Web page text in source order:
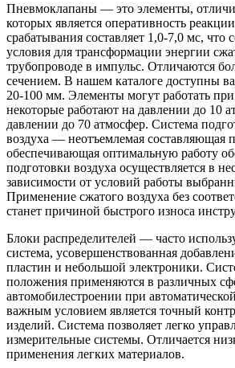
Пневмоклапаны — это элементы,
которых является оперативность
срабатывания составляет 1,0-7,0 мс, что
условия для трансформации энергии
трубопроводе в импульс. Отличаются
сечением. В нашем каталоге доступны
20-100 мм. Элементы могут работать
некоторые работают на давлении до 10
давлении до 70 атмосфер. Система
воздуха — неотъемлемая составляющая
обеспечивающая оптимальную работу
подготовки воздуха осуществляется в
зависимости от условий работы
Применение сжатого воздуха без
станет причиной быстрого износа
Блоки распределителей — часто
система, усовершенствованная
пластин и небольшой электроники.
положения применяются в различных
автомобилестроении при
важным условием является точный
изделий. Система позволяет легко
измерительные системы. Отличается
применения легких материалов.